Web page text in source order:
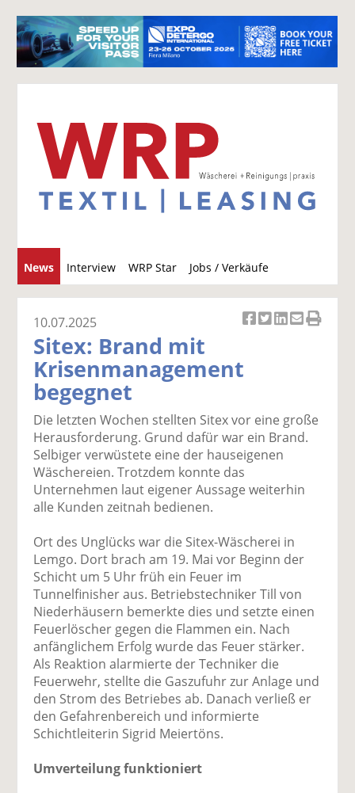
News Interview WRP Star Jobs / Verkäufe
u
c
k
uf
F
ac
e
b
k
te
e
n
wi
tt
er
uf
Li
n
e
te
il
n
er
E
l
se
n
e
n
ru
ck
10.07.2025
Sitex: Brand mit
Krisenmanagement
begegnet
Die letzten Wochen stellten Sitex vor eine große
Herausforderung. Grund dafür war ein Brand.
Selbiger verwüstete eine der hauseigenen
Wäschereien. Trotzdem konnte das
Unternehmen laut eigener Aussage weiterhin
alle Kunden zeitnah bedienen.
Ort des Unglücks war die Sitex-Wäscherei in
Lemgo. Dort brach am 19. Mai vor Beginn der
Schicht um 5 Uhr früh ein Feuer im
Tunnelfinisher aus. Betriebstechniker Till von
Niederhäusern bemerkte dies und setzte einen
Feuerlöscher gegen die Flammen ein. Nach
anfänglichem Erfolg wurde das Feuer stärker.
Als Reaktion alarmierte der Techniker die
Feuerwehr, stellte die Gaszufuhr zur Anlage und
den Strom des Betriebes ab. Danach verließ er
den Gefahrenbereich und informierte
Schichtleiterin Sigrid Meiertöns.
Umverteilung funktioniert